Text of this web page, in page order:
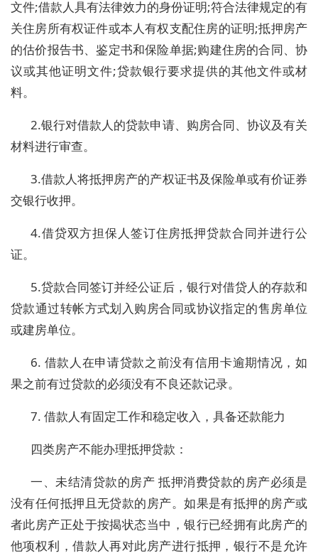
文件;借款人具有法律效力的身份证明;符合法律规定的有
关住房所有权证件或本人有权支配住房的证明;抵押房产
的估价报告书、鉴定书和保险单据;购建住房的合同、协
议或其他证明文件;贷款银行要求提供的其他文件或材
料。
2.银行对借款人的贷款申请、购房合同、协议及有关
材料进行审查。
3.借款人将抵押房产的产权证书及保险单或有价证券
交银行收押。
4.借贷双方担保人签订住房抵押贷款合同并进行公
证。
5.贷款合同签订并经公证后，银行对借贷人的存款和
贷款通过转帐方式划入购房合同或协议指定的售房单位
或建房单位。
6. 借款人在申请贷款之前没有信用卡逾期情况，如
果之前有过贷款的必须没有不良还款记录。
7. 借款人有固定工作和稳定收入，具备还款能力
四类房产不能办理抵押贷款：
一、未结清贷款的房产 抵押消费贷款的房产必须是
没有任何抵押且无贷款的房产。如果是有抵押的房产或
者此房产正处于按揭状态当中，银行已经拥有此房产的
他项权利，借款人再对此房产进行抵押，银行不是允许